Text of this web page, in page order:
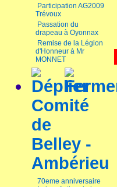
Participation AG2009
Trévoux
Passation du
drapeau à Oyonnax
Remise de la Légion
d'Honneur à Mr
MONNET
Comité
de
Belley -
Ambérieu
70eme anniversaire